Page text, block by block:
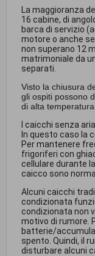
La maggioranza
16 cabine, di
barca di servizio
motore o anche
non superano 12
matrimoniale da
separati.
Visto la chiusura
gli ospiti possono
di alta temperatura.
I caicchi senza
In questo caso la
Per mantenere
frigoriferi con
cellulare durante
caicco sono
Alcuni caicchi
condizionata
condizionata non
motivo di rumore.
batterie/
spento. Quindi, il
disturbare alcuni